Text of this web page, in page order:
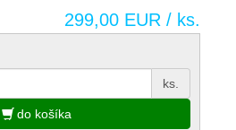
299,00 EUR / ks.
ks.
do košíka